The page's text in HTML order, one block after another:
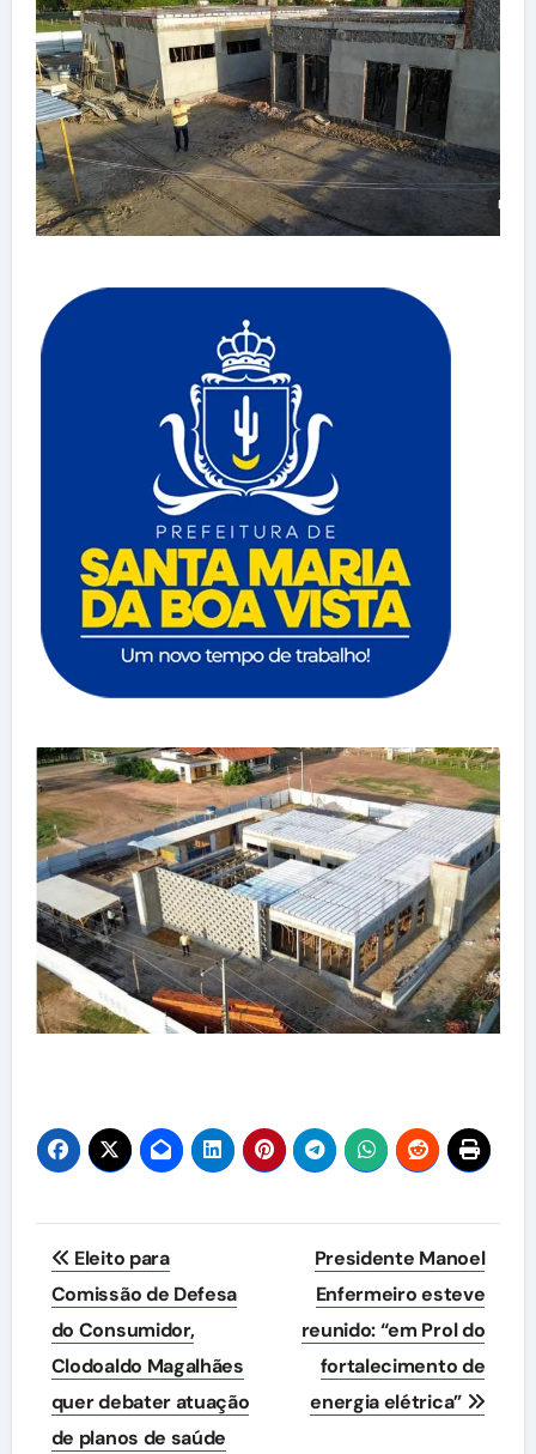
Navegação
de
Post
Eleito para
Comissão de Defesa
do Consumidor,
Clodoaldo Magalhães
quer debater atuação
de planos de saúde
Presidente Manoel
Enfermeiro esteve
reunido: “em Prol do
fortalecimento de
energia elétrica”